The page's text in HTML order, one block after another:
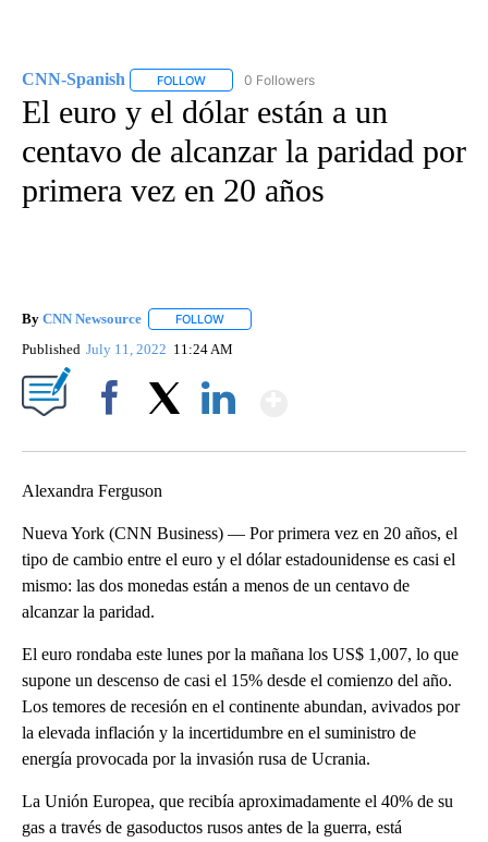
CNN-Spanish FOLLOW FOLLOW "CNN-SPANISH" TO RECEIVE
0 Followers
El euro y el dólar están a un
centavo de alcanzar la paridad por
primera vez en 20 años
By CNN Newsource FOLLOW
Published July 11, 2022 11:24 AM
Alexandra Ferguson
Nueva York (CNN Business) — Por primera vez en 20 años, el
tipo de cambio entre el euro y el dólar estadounidense es casi el
mismo: las dos monedas están a menos de un centavo de
alcanzar la paridad.
El euro rondaba este lunes por la mañana los US$ 1,007, lo que
supone un descenso de casi el 15% desde el comienzo del año.
Los temores de recesión en el continente abundan, avivados por
la elevada inflación y la incertidumbre en el suministro de
energía provocada por la invasión rusa de Ucrania.
La Unión Europea, que recibía aproximadamente el 40% de su
gas a través de gasoductos rusos antes de la guerra, está